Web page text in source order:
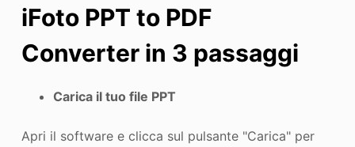
iFoto PPT to PDF
Converter in 3 passaggi
Carica il tuo file PPT
Apri il software e clicca sul pulsante "Carica" per